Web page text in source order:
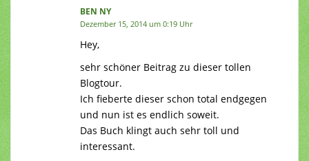
BEN NY
Dezember 15, 2014 um 0:19 Uhr
Hey,
sehr schöner Beitrag zu dieser tollen
Blogtour.
Ich fieberte dieser schon total endgegen
und nun ist es endlich soweit.
Das Buch klingt auch sehr toll und
interessant.